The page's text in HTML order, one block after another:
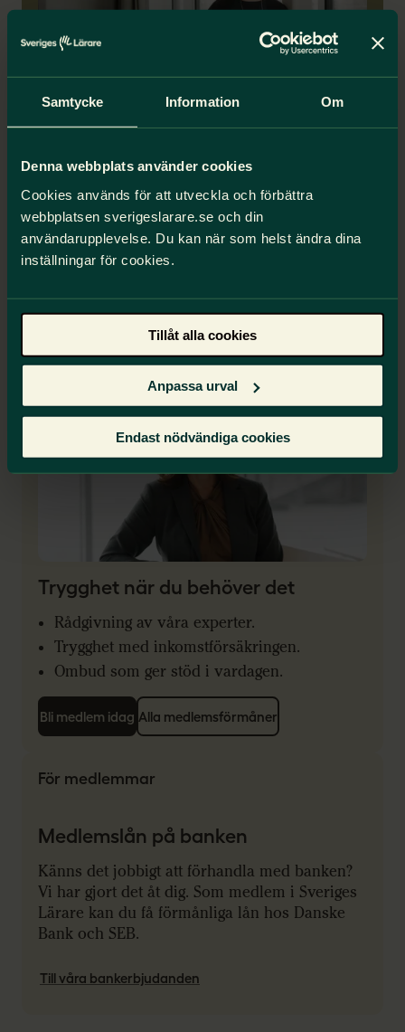
Samtycke Information Om
Denna webbplats använder cookies
Cookies används för att utveckla och förbättra
webbplatsen sverigeslarare.se och din
användarupplevelse. Du kan när som helst ändra dina
inställningar för cookies.
Tillåt alla cookies
Anpassa urval
Endast nödvändiga cookies
Kontakta Lärarförsäkringar
Hör av dig till Lärarförsäkringar för rådgivning
och svar på dina försäkringsfrågor.
Ring 0771-21 09 09
Trygghet när du behöver det
Rådgivning av våra experter.
Trygghet med inkomstförsäkringen.
Ombud som ger stöd i vardagen.
Bli medlem idag Alla medlemsförmåner
För medlemmar
Medlemslån på banken
Känns det jobbigt att förhandla med banken?
Vi har gjort det åt dig. Som medlem i Sveriges
Lärare kan du få förmånliga lån hos Danske
Bank och SEB.
Till våra bankerbjudanden